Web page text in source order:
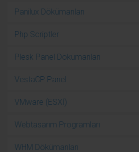
Panilux Dökümanları
Php Scriptler
Plesk Panel Dökümanları
VestaCP Panel
VMware (ESXİ)
Webtasarım Programları
WHM Dökümanları